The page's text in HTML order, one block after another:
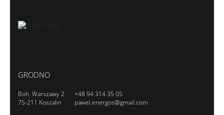
GRODNO
Boh. Warszawy 2
75-211 Koszalin
+48 94 314 35 05
pawel.energos@gmail.com